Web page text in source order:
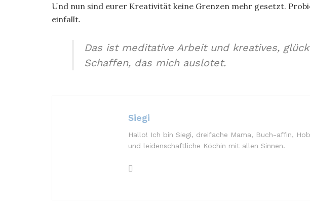
Und nun sind eurer Kreativität keine Grenzen mehr gesetzt.
einfallt.
Das ist meditative Arbeit und kreatives,
Schaffen, das mich auslotet.
Siegi
Hallo! Ich bin Siegi, dreifache Mama, Buch-affin,
und leidenschaftliche Köchin mit allen Sinnen.